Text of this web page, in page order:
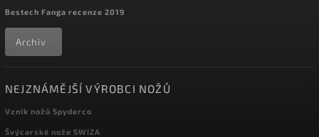
Bestech Fanga recenze 2019
Archiv
NEJZNÁMĚJŠÍ VÝROBCI NOŽŮ
Vznik nožů Spyderco
Švýcarské nože SWIZA